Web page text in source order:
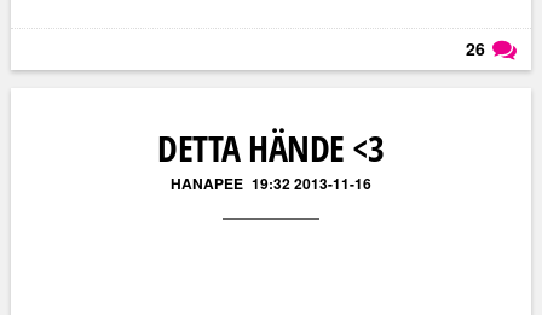
26
DETTA HÄNDE <3
HANAPEE 19:32 2013-11-16